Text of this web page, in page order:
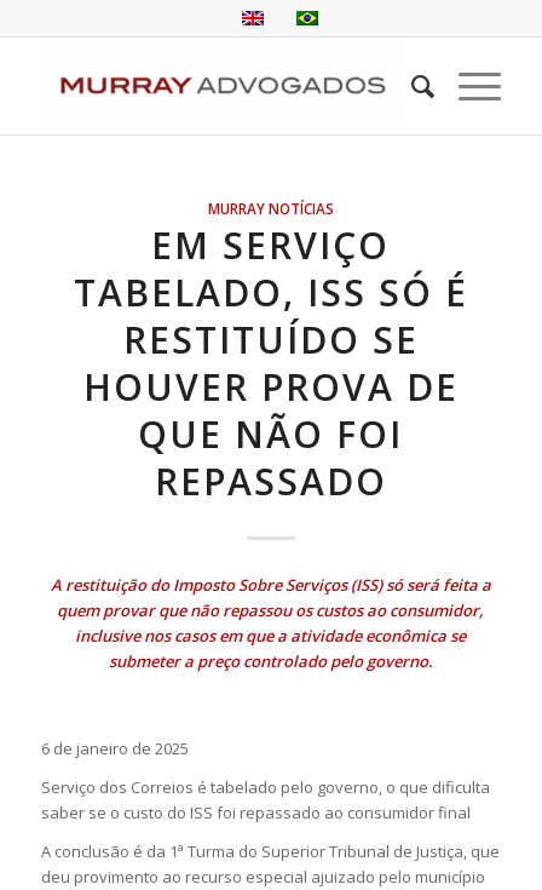
MURRAY NOTÍCIAS
EM SERVIÇO
TABELADO, ISS SÓ É
RESTITUÍDO SE
HOUVER PROVA DE
QUE NÃO FOI
REPASSADO
A restituição do Imposto Sobre Serviços (ISS) só será feita a
quem provar que não repassou os custos ao consumidor,
inclusive nos casos em que a atividade econômica se
submeter a preço controlado pelo governo.
6 de janeiro de 2025
Serviço dos Correios é tabelado pelo governo, o que dificulta
saber se o custo do ISS foi repassado ao consumidor final
A conclusão é da 1ª Turma do Superior Tribunal de Justiça, que
deu provimento ao recurso especial ajuizado pelo município